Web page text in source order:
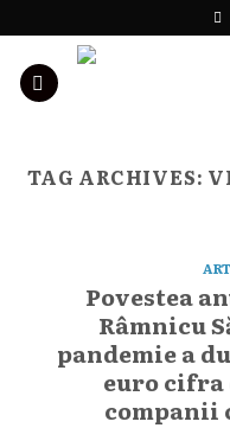
to
content
TAG ARCHIVES:
Povestea
Râmnicu
pandemie a
euro cifra
companii